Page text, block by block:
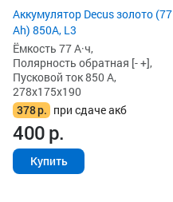
Аккумулятор Decus золото (77
Ah) 850А, L3
Ёмкость 77 А·ч,
Полярность обратная [- +],
Пусковой ток 850 А,
278x175x190
378р. при сдаче акб
400р.
Купить